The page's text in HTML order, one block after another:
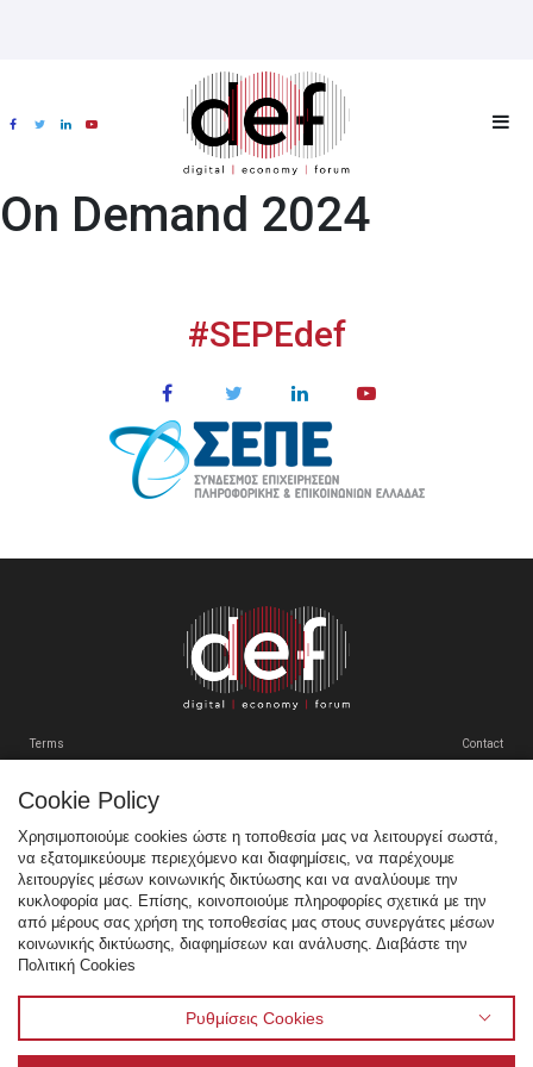
ΧΟΡΗΓΟΙ
ΠΡΟΗΓΟΥΜΕΝΑ ΣΥΝΕΔΡΙΑ
On Demand 2024
#SEPEdef
Tweets by SEPEgr
Terms Contact
Sitemap
Χορηγοί
Multimedia
Venue
Προηγούμενα Συνέδρια
Cookie Policy
Χρησιμοποιούμε cookies ώστε η τοποθεσία μας να λειτουργεί σωστά,
να εξατομικεύουμε περιεχόμενο και διαφημίσεις, να παρέχουμε
λειτουργίες μέσων κοινωνικής δικτύωσης και να αναλύουμε την
κυκλοφορία μας. Επίσης, κοινοποιούμε πληροφορίες σχετικά με την
από μέρους σας χρήση της τοποθεσίας μας στους συνεργάτες μέσων
κοινωνικής δικτύωσης, διαφημίσεων και ανάλυσης. Διαβάστε την
Πολιτική Cookies
Ρυθμίσεις Cookies